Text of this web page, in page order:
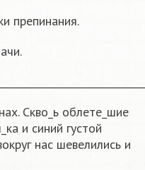
препинания.
Скво_ь облете_шие
и синий густой
нас шевелились и